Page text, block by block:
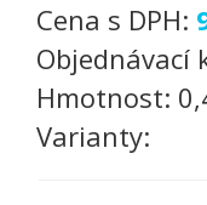
Cena s DPH:
Objednávací
Hmotnost:
Varianty: